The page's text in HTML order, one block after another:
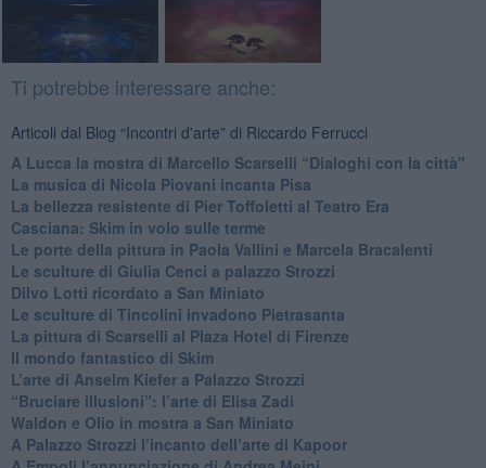
Ti potrebbe interessare anche:
Articoli dal Blog “Incontri d'arte” di Riccardo Ferrucci
A Lucca la mostra di Marcello Scarselli “Dialoghi con la città"
​La musica di Nicola Piovani incanta Pisa
​La bellezza resistente di Pier Toffoletti al Teatro Era
​Casciana: Skim in volo sulle terme
​Le porte della pittura in Paola Vallini e Marcela Bracalenti
​Le sculture di Giulia Cenci a palazzo Strozzi
​Dilvo Lotti ricordato a San Miniato
​Le sculture di Tincolini invadono Pietrasanta
La pittura di Scarselli al Plaza Hotel di Firenze
​Il mondo fantastico di Skim
​L’arte di Anselm Kiefer a Palazzo Strozzi
​“Bruciare illusioni”: l’arte di Elisa Zadi
​Waldon e Olio in mostra a San Miniato
​A Palazzo Strozzi l’incanto dell’arte di Kapoor